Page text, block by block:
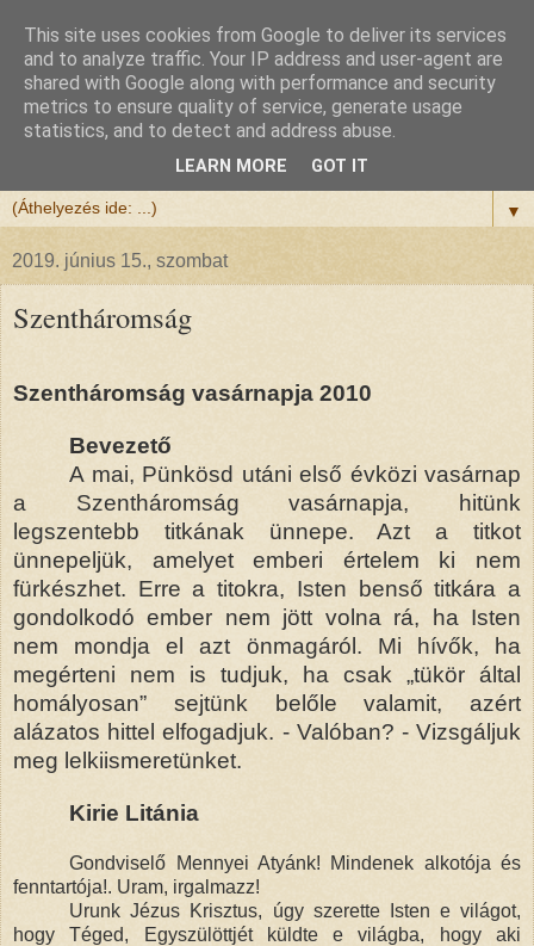
Félix atya
Szeretettel köszöntöm a honlapomra ellátogatót.
▼
2019. június 15., szombat
Szentháromság
Szentháromság vasárnapja 2010
Bevezető
A mai, Pünkösd utáni első évközi vasárnap
a Szentháromság vasárnapja, hitünk
legszentebb titkának ünnepe. Azt a titkot
ünnepeljük, amelyet emberi értelem ki nem
fürkészhet. Erre a titokra, Isten benső titkára a
gondolkodó ember nem jött volna rá, ha Isten
nem mondja el azt önmagáról. Mi hívők, ha
megérteni nem is tudjuk, ha csak „tükör által
homályosan” sejtünk belőle valamit, azért
alázatos hittel elfogadjuk. - Valóban? - Vizsgáljuk
meg lelkiismeretünket.
Kirie Litánia
Gondviselő Mennyei Atyánk! Mindenek alkotója és
fenntartója!. Uram, irgalmazz!
Urunk Jézus Krisztus, úgy szerette Isten e világot,
hogy Téged, Egyszülöttjét küldte e világba, hogy aki
This site uses cookies from Google to deliver its services
and to analyze traffic. Your IP address and user-agent are
shared with Google along with performance and security
metrics to ensure quality of service, generate usage
statistics, and to detect and address abuse.
LEARN MORE GOT IT